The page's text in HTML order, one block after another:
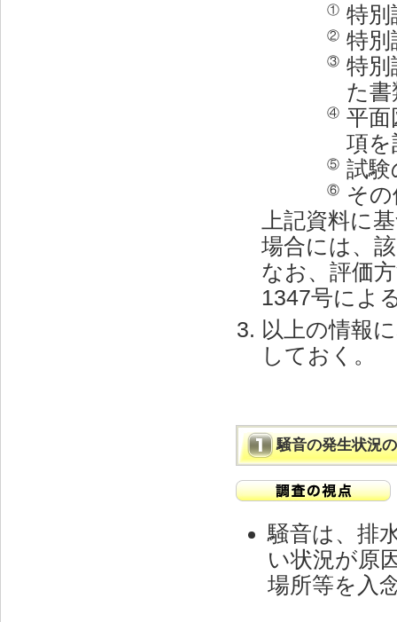
① 特別
② 特別
③ 特別
た書
④ 平面
項を
⑤ 試験
⑥
そ
上記資料に
場合には、
なお、評価
1347号によ
以上の情報
しておく。
騒音の発生状況
騒音は、排
い状況が原
場所等を入